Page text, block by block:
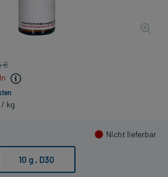
€
/ kg
Nicht lieferbar
10 g , D30